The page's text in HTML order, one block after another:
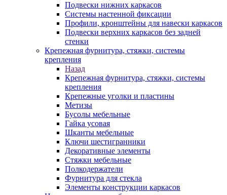
Подвески нижних каркасов
Системы настенной фиксации
Профили, кронштейны для навески каркасов
Подвески верхних каркасов без задней
стенки
Крепежная фурнитура, стяжки, системы
крепления
Назад
Крепежная фурнитура, стяжки, системы
крепления
Крепежные уголки и пластины
Метизы
Бусолы мебельные
Гайка усовая
Шканты мебельные
Ключи шестигранники
Декоративные элементы
Стяжки мебельные
Полкодержатели
Фурнитура для стекла
Элементы конструкции каркасов